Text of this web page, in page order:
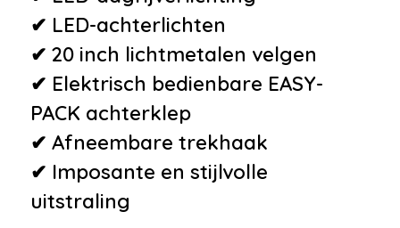
Programma
•Hill hold functie
•Vermoeidheids herkenning
Overige
20" lichtmetalen velgen (5-
dubbelspaaks), 265/45
•Achteropkomend verkeer
✔ LED-achterlichten
✔ 20 inch lichtmetalen velgen
✔ Elektrisch bedienbare EASY-
PACK achterklep
✔ Afneembare trekhaak
✔ Imposante en stijlvolle
uitstraling